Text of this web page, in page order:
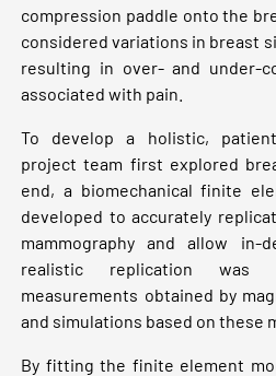
compression paddle onto the
considered variations in breast
resulting in over- and under-
associated with pain.
To develop a holistic,
project team first explored
end, a biomechanical finite
developed to accurately
mammography and allow in-
realistic replication was
measurements obtained by
and simulations based on these
By fitting the finite element